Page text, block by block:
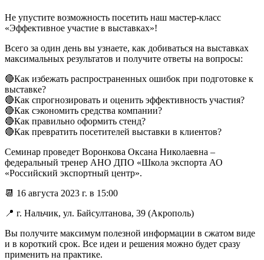
Не упустите возможность посетить наш мастер-класс
«Эффективное участие в выставках»!
Всего за один день вы узнаете, как добиваться на выставках
максимальных результатов и получите ответы на вопросы:
🔴Как избежать распространенных ошибок при подготовке к
выставке?
🔴Как спрогнозировать и оценить эффективность участия?
🔴Как сэкономить средства компании?
🔴Как правильно оформить стенд?
🔴Как превратить посетителей выставки в клиентов?
Семинар проведет Воронкова Оксана Николаевна –
федеральный тренер АНО ДПО «Школа экспорта АО
«Российский экспортный центр».
📆 16 августа 2023 г. в 15:00
📍 г. Нальчик, ул. Байсултанова, 39 (Акрополь)
Вы получите максимум полезной информации в сжатом виде
и в короткий срок. Все идеи и решения можно будет сразу
применить на практике.